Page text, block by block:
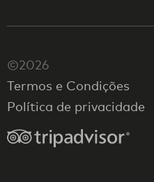
©2026
Termos e Condições
Política de privacidade